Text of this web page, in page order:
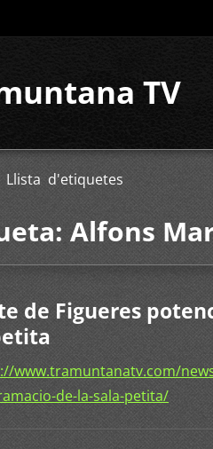
TV
Llista d'etiquetes
Alfons
de Figueres
www.tramuntanatv.com/
de-la-sala-petita/